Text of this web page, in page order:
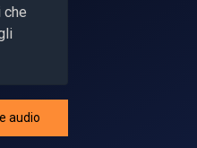
che
audio